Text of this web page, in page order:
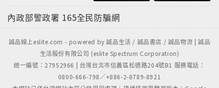
內政部警政署 165全民防騙網
誠品線上eslite.com - powered by 誠品生活 / 誠品書店 / 誠品物流 | 誠品
生活股份有限公司 (eslite Spectrum Corporation)
統一編號：27952966 | 台灣台北市信義區松德路204號B1 服務電話：
0800-666-798／+886-2-8789-8921